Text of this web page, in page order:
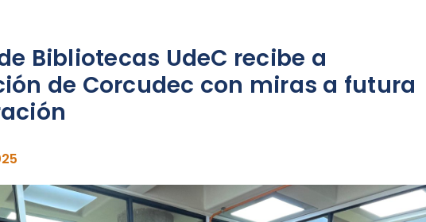
Bibliotecas UdeC recibe a
de Corcudec con miras a futura